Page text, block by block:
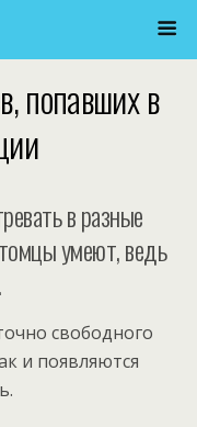
попавших в
в разные
умеют, ведь
свободного
и появляются